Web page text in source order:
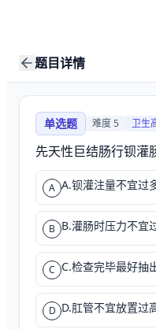
题目详情
单选题 难度5 卫生
先天性巨结肠行钡灌
A A.钡灌注量不宜过
B B.灌肠时压力不宜
C C.检查完毕最好抽
D D.肛管不宜放置过